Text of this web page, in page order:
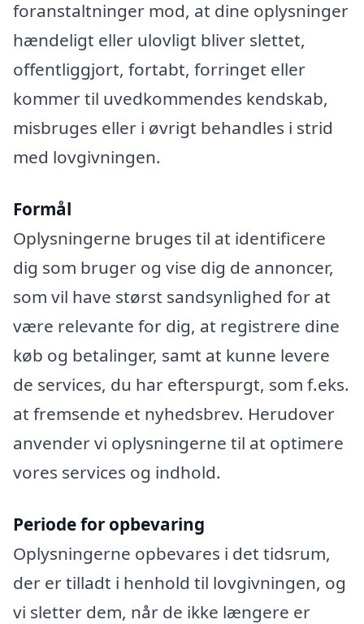
foranstaltninger mod, at dine oplysninger
hændeligt eller ulovligt bliver slettet,
offentliggjort, fortabt, forringet eller
kommer til uvedkommendes kendskab,
misbruges eller i øvrigt behandles i strid
med lovgivningen.
Formål
Oplysningerne bruges til at identificere
dig som bruger og vise dig de annoncer,
som vil have størst sandsynlighed for at
være relevante for dig, at registrere dine
køb og betalinger, samt at kunne levere
de services, du har efterspurgt, som f.eks.
at fremsende et nyhedsbrev. Herudover
anvender vi oplysningerne til at optimere
vores services og indhold.
Periode for opbevaring
Oplysningerne opbevares i det tidsrum,
der er tilladt i henhold til lovgivningen, og
vi sletter dem, når de ikke længere er